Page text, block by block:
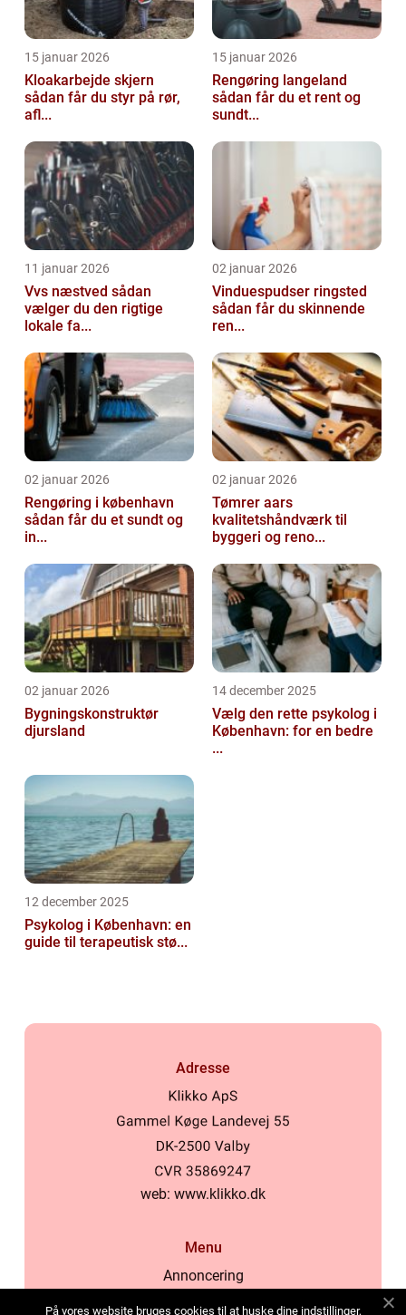
15 januar 2026
Kloakarbejde skjern
sådan får du styr på rør,
afl...
15 januar 2026
Rengøring langeland
sådan får du et rent og
sundt...
11 januar 2026
Vvs næstved sådan
vælger du den rigtige
lokale fa...
02 januar 2026
Vinduespudser ringsted
sådan får du skinnende
ren...
02 januar 2026
Rengøring i københavn
sådan får du et sundt og
in...
02 januar 2026
Tømrer aars
kvalitetshåndværk til
byggeri og reno...
02 januar 2026
Bygningskonstruktør
djursland
14 december 2025
Vælg den rette psykolog i
København: for en bedre
...
12 december 2025
Psykolog i København: en
guide til terapeutisk stø...
Adresse
web: www.klikko.dk
Menu
Annoncering
På vores website bruges cookies til at huske dine indstillinger,